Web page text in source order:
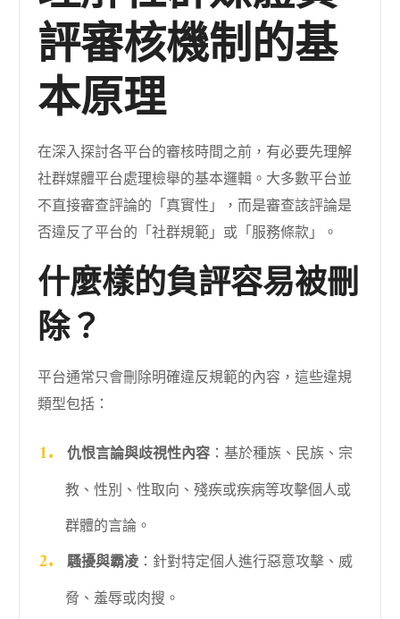
評審核機制的基
本原理
在深入探討各平台的審核時間之前，有必要先理解
社群媒體平台處理檢舉的基本邏輯。大多數平台並
不直接審查評論的「真實性」，而是審查該評論是
否違反了平台的「社群規範」或「服務條款」。
什麼樣的負評容易被刪
除？
平台通常只會刪除明確違反規範的內容，這些違規
類型包括：
仇恨言論與歧視性內容：基於種族、民族、宗
教、性別、性取向、殘疾或疾病等攻擊個人或
群體的言論。
騷擾與霸凌：針對特定個人進行惡意攻擊、威
脅、羞辱或肉搜。